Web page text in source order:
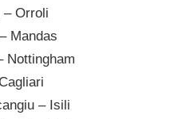
– Orroli
Mandas
Nottingham
– Isili